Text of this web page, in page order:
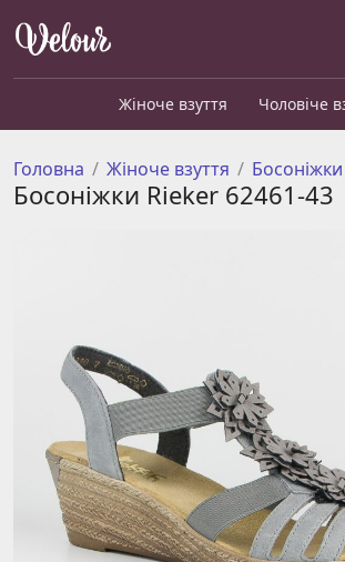
Жіноче взуття Чоловіче
Головна Жіноче взуття Босоніжки
Босоніжки Rieker 62461-43